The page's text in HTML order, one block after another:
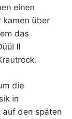
einen
kamen über
das
II
die
in
auf den späten